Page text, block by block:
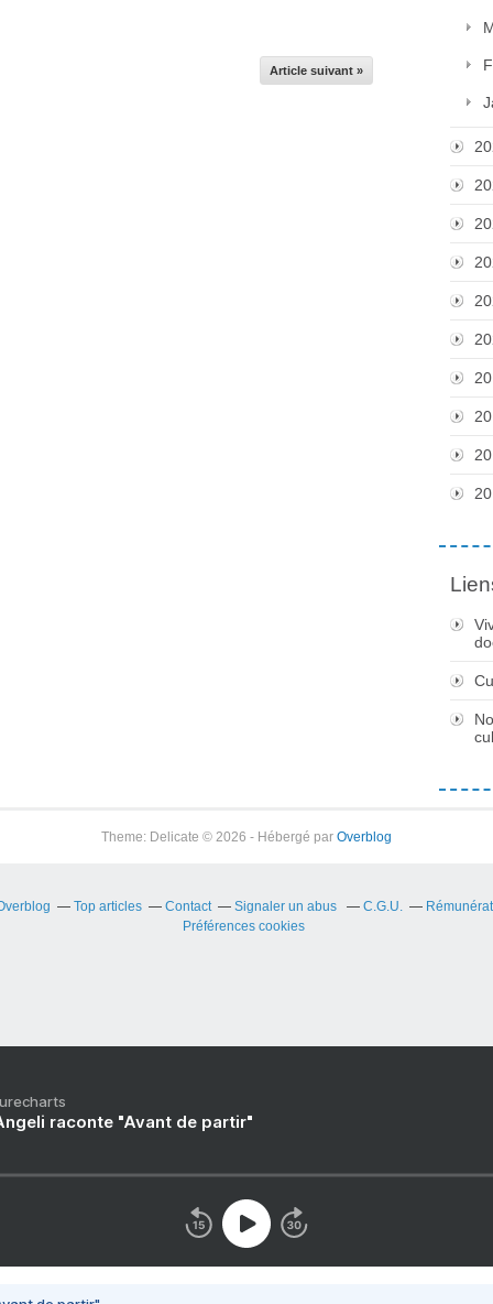
Article suivant »
Theme: Delicate © 2026 - Hébergé par Overblog
Top articles Contact Signaler un abus C.G.U.
Préférences cookies
raconte "Avant de partir"